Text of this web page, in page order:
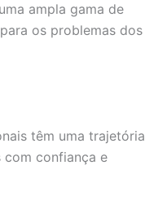
ampla gama de
os problemas dos
têm uma trajetória
com confiança e